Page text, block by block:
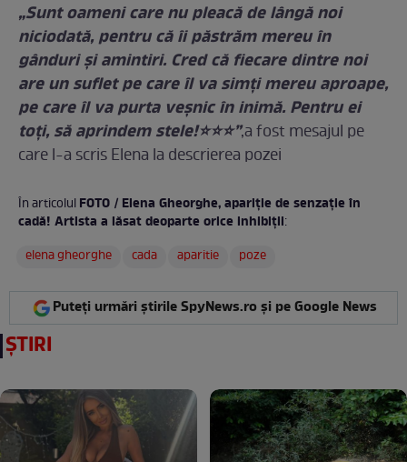
„Sunt oameni care nu pleacă de lângă noi
niciodată, pentru că îi păstrăm mereu în
gânduri și amintiri. Cred că fiecare dintre noi
are un suflet pe care îl va simți mereu aproape,
pe care îl va purta veșnic în inimă. Pentru ei
toți, să aprindem stele!⭐️⭐️⭐️”,a fost mesajul pe
care l-a scris Elena la descrierea pozei
În articolulFOTO / Elena Gheorghe, apariţie de senzaţie în
cadă! Artista a lăsat deoparte orice inhibiţii:
elena gheorghe
cada aparitie poze
Puteți urmări știrile SpyNews.ro și pe Google News
ȘTIRI